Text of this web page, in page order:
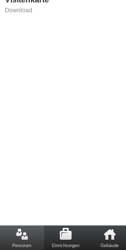
Download
Personen Einrichtungen Gebäude